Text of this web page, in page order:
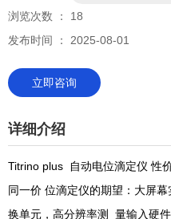
浏览次数 ： 18
发布时间 ： 2025-08-01
立即咨询
详细介绍
Titrino plus 自动电位滴定仪 性
同一价 位滴定仪的期望：大屏
换单元，高分辨率测 量输入硬